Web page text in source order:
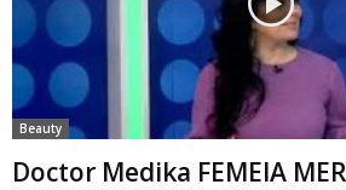
Beauty
Doctor Medika FEMEIA